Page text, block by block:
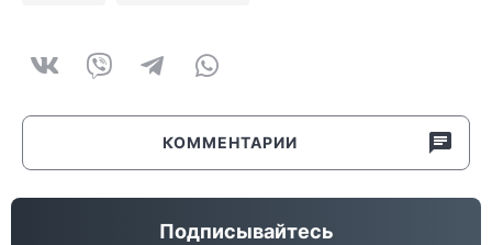
КОММЕНТАРИИ
Подписывайтесь